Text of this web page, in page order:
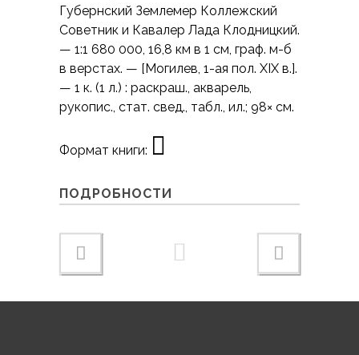
Губернский Землемер Коллежский
Советник и Кавалер Лада Клодницкий.
— 1:1 680 000, 16,8 км в 1 см, граф. м-б
в верстах. — [Могилев, 1-ая пол. XIX в.].
— 1 к. (1 л.) : раскраш., акварель,
рукопис., стат. свед., табл., ил.; 98× см.
Формат книги:
ПОДРОБНОСТИ